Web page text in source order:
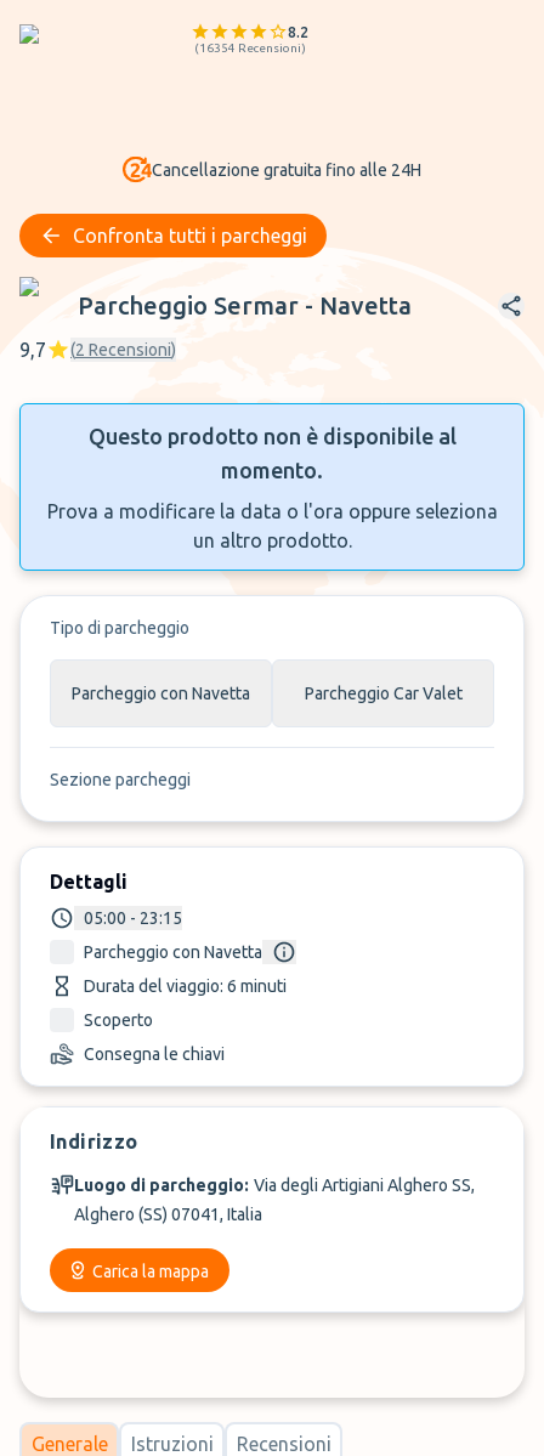
8.2
(16354 Recensioni)
Cancellazione gratuita fino alle 24H
Confronta tutti i parcheggi
Parcheggio Sermar - Navetta
Parcheggio Sermar - Navetta
9,7 (2 Recensioni)
Questo prodotto non è disponibile al
momento.
Prova a modificare la data o l'ora oppure seleziona
un altro prodotto.
Tipo di parcheggio
Parcheggio con Navetta Parcheggio Car Valet
Sezione parcheggi
Dettagli
05:00 - 23:15
Parcheggio con Navetta
Durata del viaggio: 6 minuti
Scoperto
Consegna le chiavi
Indirizzo
Luogo di parcheggio: Via degli Artigiani Alghero SS,
Alghero (SS) 07041, Italia
Carica la mappa
Generale Istruzioni Recensioni